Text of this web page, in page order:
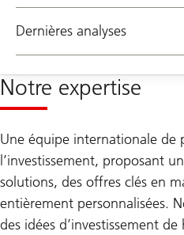
Dernières analyses
Notre expertise
Une équipe internationale de
l’investissement, proposant
solutions, des offres clés en
entièrement personnalisées.
des idées d’investissement